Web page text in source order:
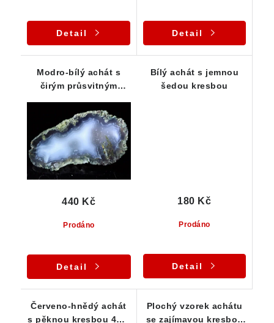
Detail Detail
Modro-bílý achát s
čirým průsvitným
Prodáno
440 Kč
Detail
Bílý achát s jemnou
šedou kresbou
Prodáno
180 Kč
Detail
Červeno-hnědý achát
s pěknou kresbou 46 x
Plochý vzorek achátu
se zajímavou kresbou